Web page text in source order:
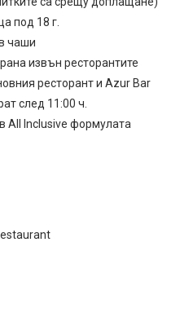
под 18 г.
чаши
извън ресторантите
ресторант и Azur Bar
след 11:00 ч.
All Inclusive формулата